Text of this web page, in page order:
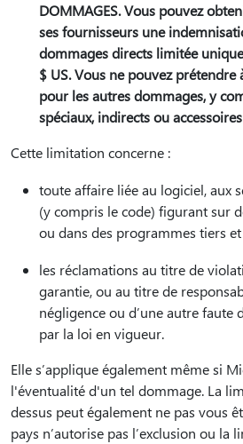
DOMMAGES. Vous pouvez
ses fournisseurs une
dommages directs limitée
$ US. Vous ne pouvez
pour les autres dommages, y
spéciaux, indirects ou
Cette limitation concerne :
toute affaire liée au logiciel, aux
(y compris le code) figurant sur
ou dans des programmes tiers et
les réclamations au titre de
garantie, ou au titre de
négligence ou d’une autre faute
par la loi en vigueur.
Elle s’applique également même si
l'éventualité d'un tel dommage. La
dessus peut également ne pas vous
pays n’autorise pas l’exclusion ou la